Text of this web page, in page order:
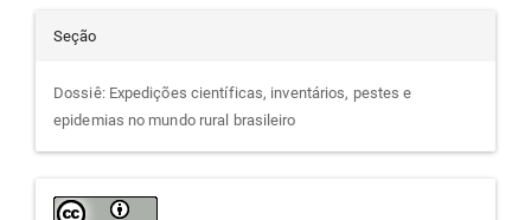
Seção
Dossiê: Expedições científicas, inventários, pestes e
epidemias no mundo rural brasileiro